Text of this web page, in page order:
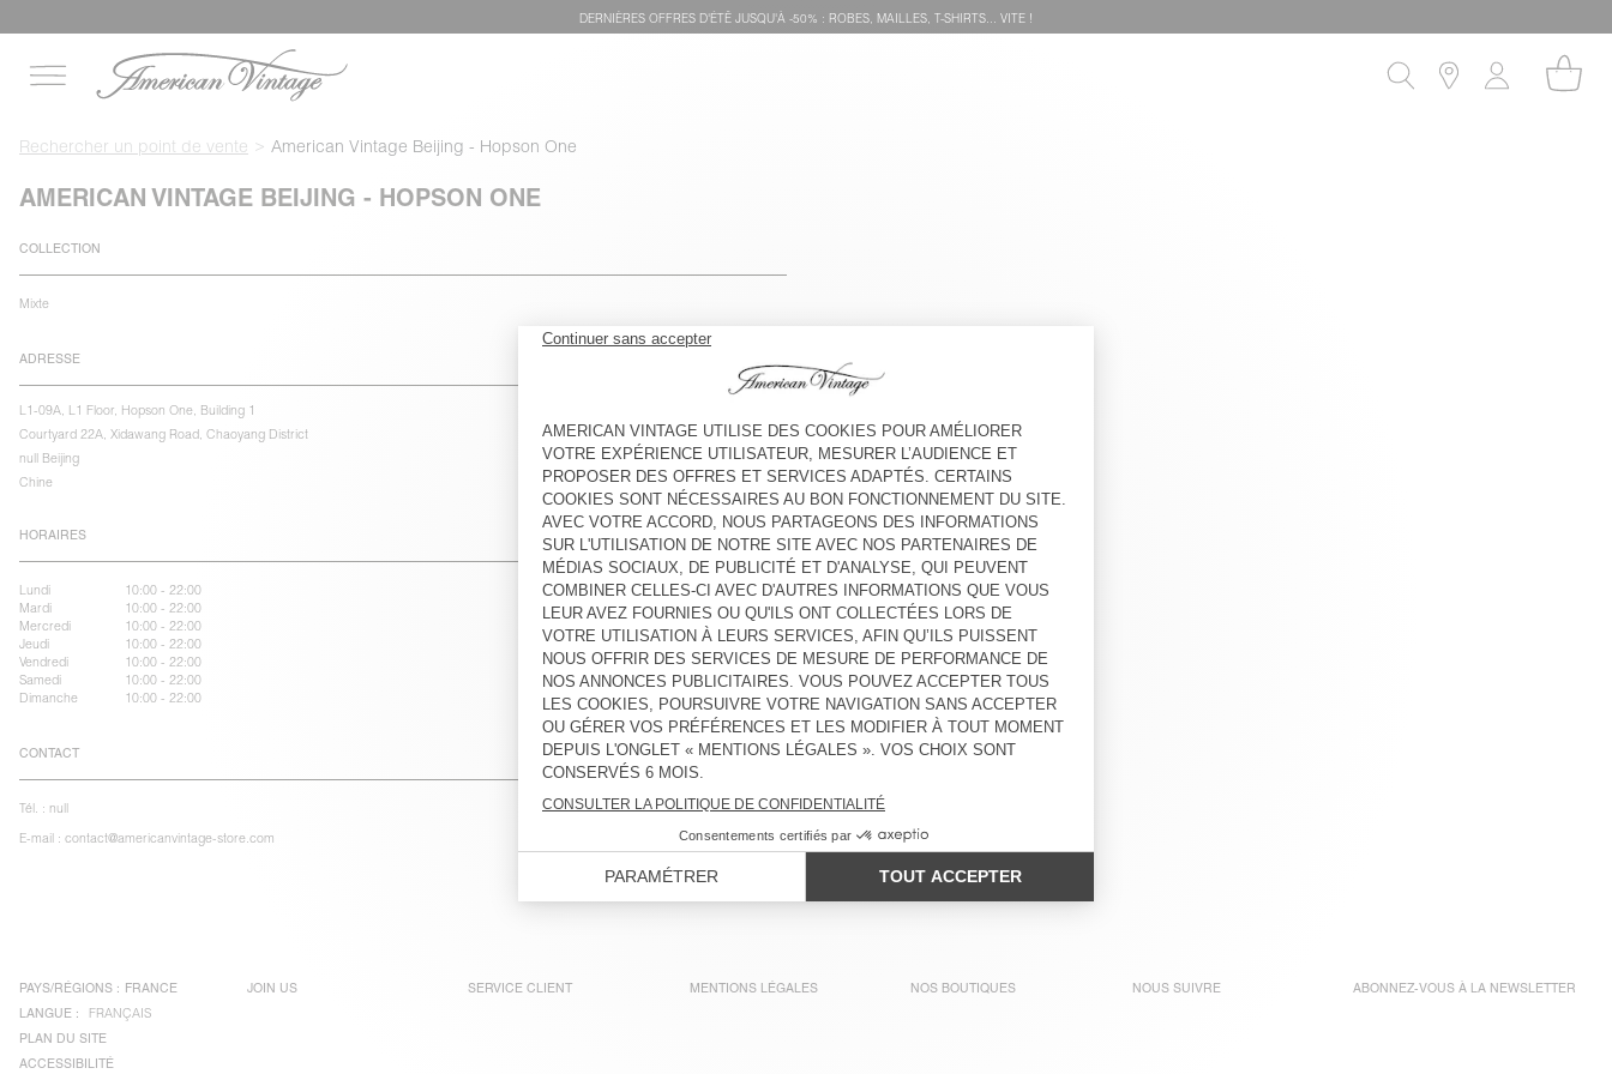
DERNIÈRES OFFRES D'ÉTÊ JUSQU'À -50% : ROBES, MAILLES, T-SHIRTS... VITE !
Rechercher un point de vente American Vintage Beijing - Hopson One
AMERICAN VINTAGE BEIJING - HOPSON ONE
COLLECTION
Mixte
ADRESSE
L1-09A, L1 Floor, Hopson One, Building 1
Courtyard 22A, Xidawang Road, Chaoyang District
null Beijing
Chine
voir l''itinéraire
HORAIRES
Lundi
10:00 - 22:00
Mardi
10:00 - 22:00
Mercredi
10:00 - 22:00
Jeudi
10:00 - 22:00
Vendredi
10:00 - 22:00
Samedi
10:00 - 22:00
Dimanche
10:00 - 22:00
CONTACT
Tél. : null
E-mail : contact@americanvintage-store.com
PAYS/RÉGIONS : FRANCE
LANGUE :
FRANÇAIS
PLAN DU SITE
ACCESSIBILITÉ
JOIN US SERVICE CLIENT MENTIONS LÉGALES NOS BOUTIQUES NOUS SUIVRE ABONNEZ-VOUS À LA NEWSLETTER